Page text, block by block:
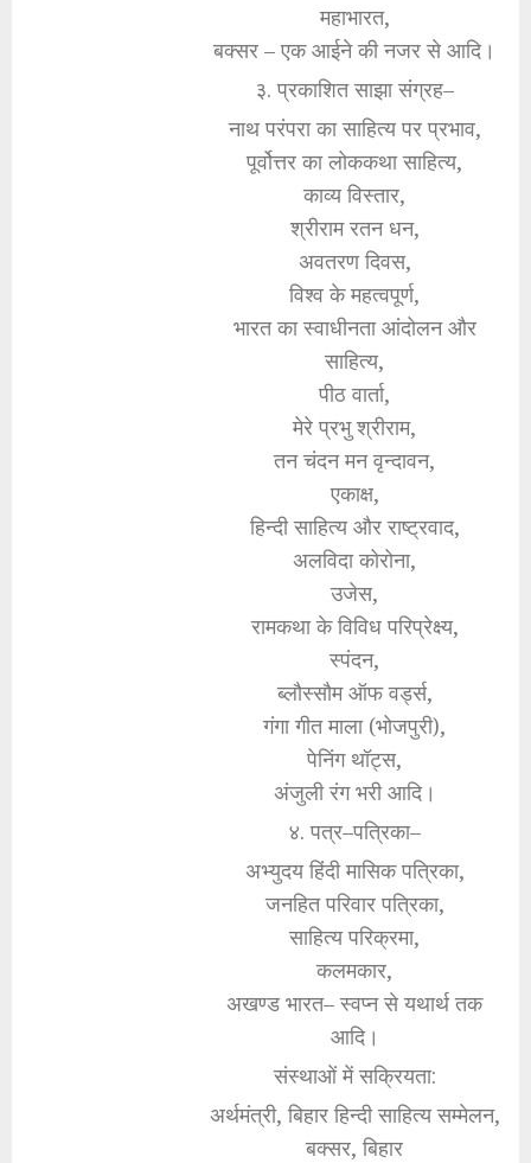
महाभारत,
बक्सर – एक आईने की नजर से आदि।
३. प्रकाशित साझा संग्रह–
नाथ परंपरा का साहित्य पर प्रभाव,
पूर्वोत्तर का लोककथा साहित्य,
काव्य विस्तार,
श्रीराम रतन धन,
अवतरण दिवस,
विश्व के महत्वपूर्ण,
भारत का स्वाधीनता आंदोलन और
साहित्य,
पीठ वार्ता,
मेरे प्रभु श्रीराम,
तन चंदन मन वृन्दावन,
एकाक्ष,
हिन्दी साहित्य और राष्ट्रवाद,
अलविदा कोरोना,
उजेस,
रामकथा के विविध परिप्रेक्ष्य,
स्पंदन,
ब्लौस्सौम ऑफ वर्ड्स,
गंगा गीत माला (भोजपुरी),
पेनिंग थॉट्स,
अंजुली रंग भरी आदि।
४. पत्र–पत्रिका–
अभ्युदय हिंदी मासिक पत्रिका,
जनहित परिवार पत्रिका,
साहित्य परिक्रमा,
कलमकार,
अखण्ड भारत– स्वप्न से यथार्थ तक
आदि।
संस्थाओं में सक्रियता:
अर्थमंत्री, बिहार हिन्दी साहित्य सम्मेलन,
बक्सर, बिहार